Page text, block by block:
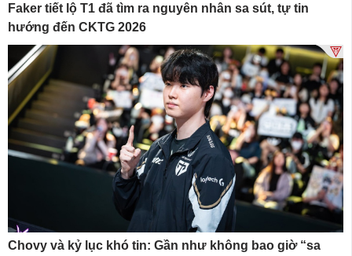
Faker tiết lộ T1 đã tìm ra nguyên nhân sa sút, tự tin
hướng đến CKTG 2026
Chovy và kỷ lục khó tin: Gần như không bao giờ “sa